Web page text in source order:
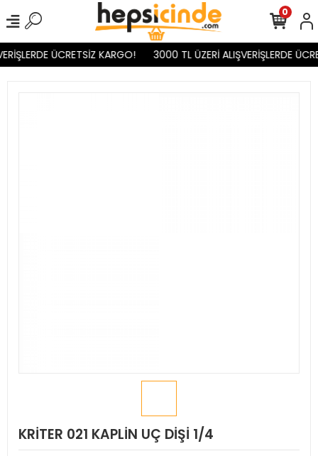
ÜCRETSİZ KARGO! 3000 TL ÜZERİ ALIŞVERİŞLERDE
0
KRİTER 021 KAPLİN UÇ DİŞİ 1/4